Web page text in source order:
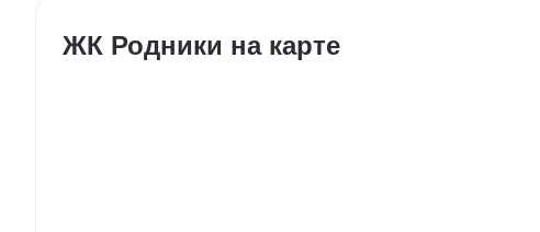
ЖК Родники на карте